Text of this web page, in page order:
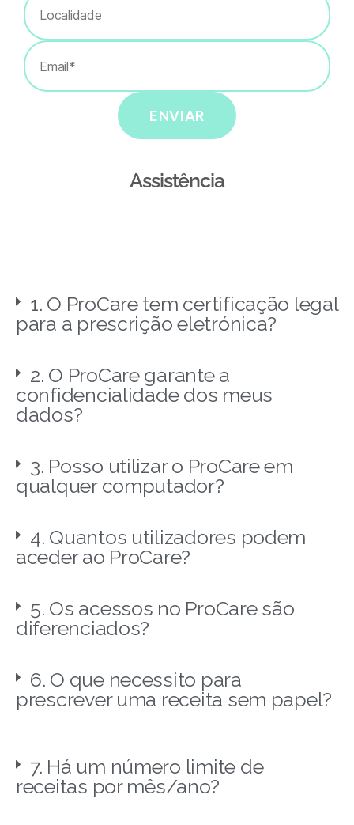
ENVIAR
Assistência
1. O ProCare tem certificação legal
para a prescrição eletrónica?
2. O ProCare garante a
confidencialidade dos meus
dados?
3. Posso utilizar o ProCare em
qualquer computador?
4. Quantos utilizadores podem
aceder ao ProCare?
5. Os acessos no ProCare são
diferenciados?
6. O que necessito para
prescrever uma receita sem papel?
7. Há um número limite de
receitas por mês/ano?